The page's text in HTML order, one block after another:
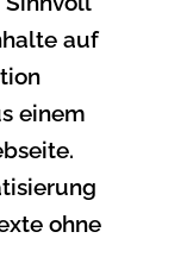
auf
einem
ohne